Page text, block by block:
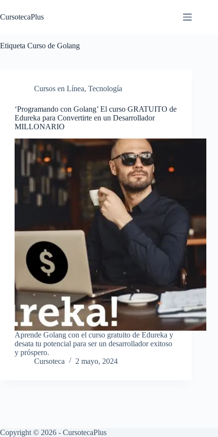
al
contenido
CursotecaPlus
Etiqueta Curso de Golang
Cursos en Línea, Tecnología
‘Programando con Golang’ El curso GRATUITO de
Edureka para Convertirte en un Desarrollador
MILLONARIO
Aprende Golang con el curso gratuito de Edureka y
desata tu potencial para ser un desarrollador exitoso
y próspero.
Cursoteca
2 mayo, 2024
Copyright © 2026 - CursotecaPlus